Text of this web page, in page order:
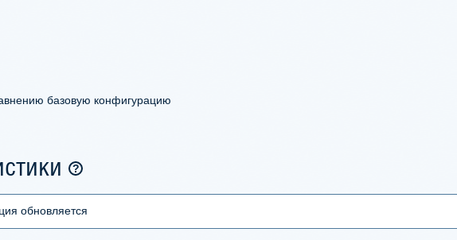
базовую конфигурацию
обновляется